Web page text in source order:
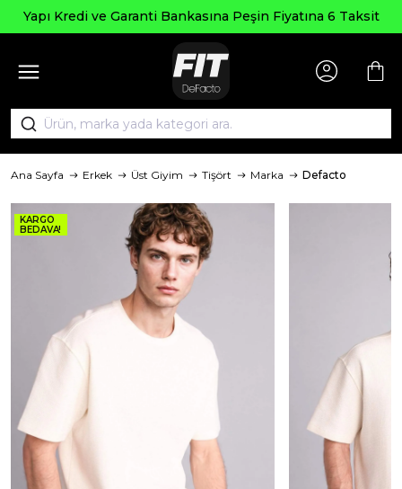
Yapı Kredi ve Garanti Bankasına Peşin Fiyatına 6 Taksit
Ana Sayfa Erkek Üst Giyim Tişört Marka Defacto
KARGO
BEDAVA!